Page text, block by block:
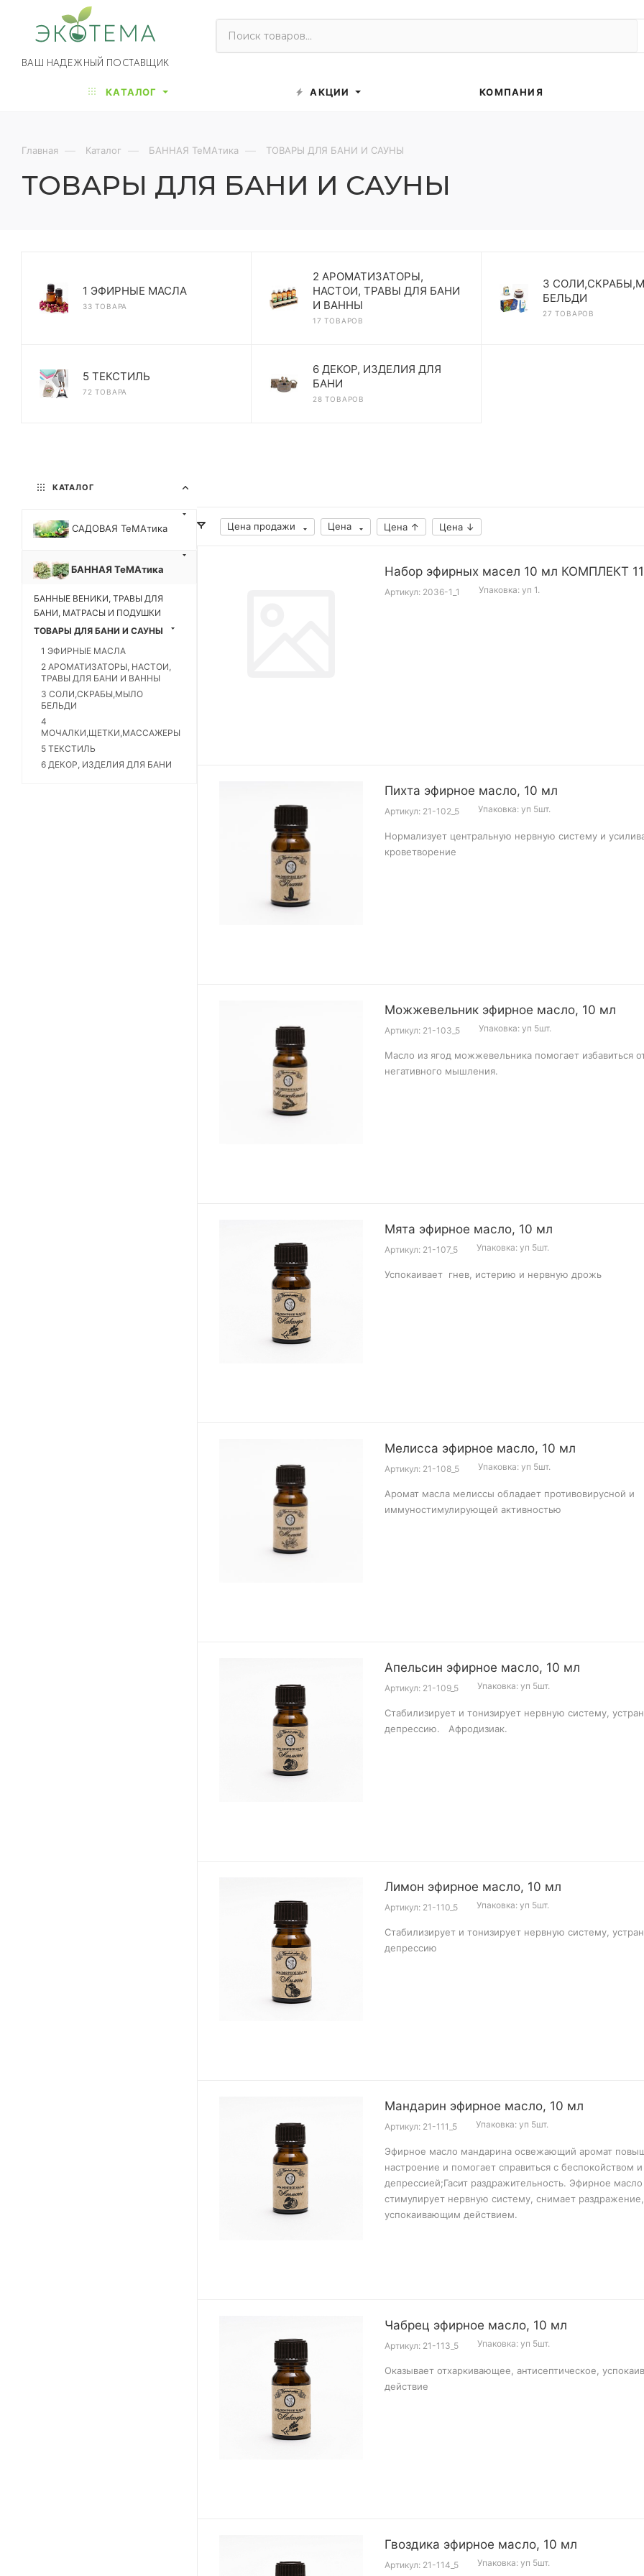
ВАШ НАДЕЖНЫЙ ПОСТАВЩИК
КАТАЛОГ АКЦИИ КОМПАНИЯ
Главная — Каталог — БАННАЯ ТеМАтика — ТОВАРЫ ДЛЯ БАНИ И САУНЫ
ТОВАРЫ ДЛЯ БАНИ И САУНЫ
1 ЭФИРНЫЕ МАСЛА
33 ТОВАРА
2 АРОМАТИЗАТОРЫ,
НАСТОИ, ТРАВЫ ДЛЯ БАНИ
И ВАННЫ
17 ТОВАРОВ
3
БЕЛЬДИ
27 ТОВАРОВ
5 ТЕКСТИЛЬ
72 ТОВАРА
6 ДЕКОР, ИЗДЕЛИЯ ДЛЯ
БАНИ
28 ТОВАРОВ
КАТАЛОГ
САДОВАЯ ТеМАтика
БАННАЯ ТеМАтика
БАННЫЕ ВЕНИКИ, ТРАВЫ ДЛЯ
БАНИ, МАТРАСЫ И ПОДУШКИ
ТОВАРЫ ДЛЯ БАНИ И САУНЫ
1 ЭФИРНЫЕ МАСЛА
2 АРОМАТИЗАТОРЫ, НАСТОИ,
ТРАВЫ ДЛЯ БАНИ И ВАННЫ
3 СОЛИ,СКРАБЫ,МЫЛО
БЕЛЬДИ
4
МОЧАЛКИ,ЩЕТКИ,МАССАЖЕРЫ
5 ТЕКСТИЛЬ
6 ДЕКОР, ИЗДЕЛИЯ ДЛЯ БАНИ
Цена продажи Цена Цена ↑ Цена ↓
Набор эфирных масел 10 мл КОМПЛЕКТ
Артикул: 2036-1_1 Упаковка: уп 1.
Пихта эфирное масло, 10 мл
Артикул: 21-102_5 Упаковка: уп 5шт.
Нормализует центральную нервную систему и
кроветворение
Можжевельник эфирное масло, 10 мл
Артикул: 21-103_5 Упаковка: уп 5шт.
Масло из ягод можжевельника помогает избавиться
негативного мышления.
Мята эфирное масло, 10 мл
Артикул: 21-107_5 Упаковка: уп 5шт.
Успокаивает гнев, истерию и нервную дрожь
Мелисса эфирное масло, 10 мл
Артикул: 21-108_5 Упаковка: уп 5шт.
Аромат масла мелиссы обладает противовирусной и
иммуностимулирующей активностью
Апельсин эфирное масло, 10 мл
Артикул: 21-109_5 Упаковка: уп 5шт.
Стабилизирует и тонизирует нервную систему,
депрессию. Афродизиак.
Лимон эфирное масло, 10 мл
Артикул: 21-110_5 Упаковка: уп 5шт.
Стабилизирует и тонизирует нервную систему,
депрессию
Мандарин эфирное масло, 10 мл
Артикул: 21-111_5 Упаковка: уп 5шт.
Эфирное масло мандарина освежающий аромат
настроение и помогает справиться с беспокойством и
депрессией;Гасит раздражительность. Эфирное
стимулирует нервную систему, снимает
успокаивающим действием.
Чабрец эфирное масло, 10 мл
Артикул: 21-113_5 Упаковка: уп 5шт.
Оказывает отхаркивающее, антисептическое,
действие
Гвоздика эфирное масло, 10 мл
Артикул: 21-114_5 Упаковка: уп 5шт.